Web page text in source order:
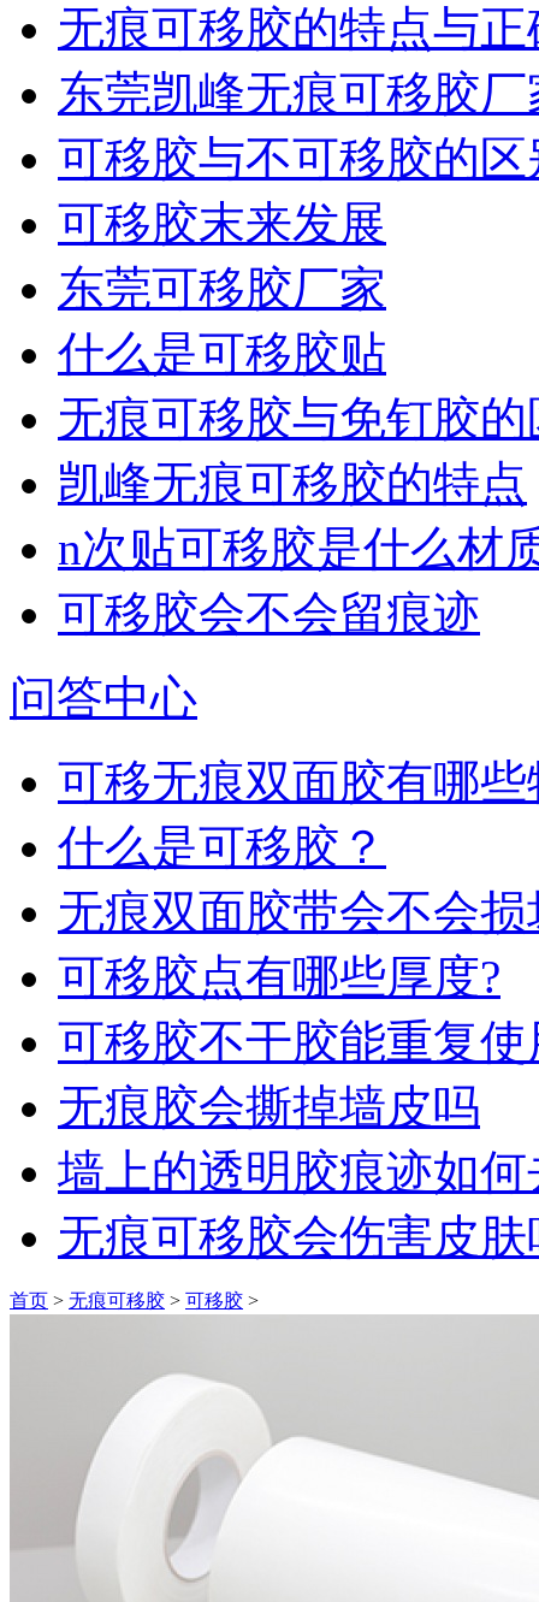
无痕可移胶的特点与
东莞凯峰无痕可移胶厂
可移胶与不可移胶的区
可移胶末来发展
东莞可移胶厂家
什么是可移胶贴
无痕可移胶与免钉胶的
凯峰无痕可移胶的特点
n次贴可移胶是什么材
可移胶会不会留痕迹
问答中心
可移无痕双面胶有哪
什么是可移胶？
无痕双面胶带会不会
可移胶点有哪些厚度?
可移胶不干胶能重复
无痕胶会撕掉墙皮吗
墙上的透明胶痕迹如
无痕可移胶会伤害皮肤
首页 > 无痕可移胶 > 可移胶 >